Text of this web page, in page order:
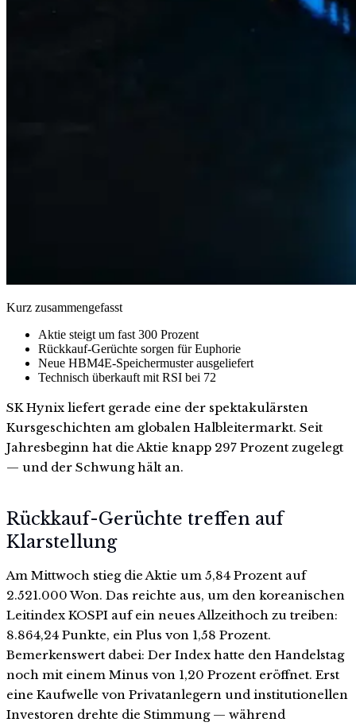
Kurz zusammengefasst
Aktie steigt um fast 300 Prozent
Rückkauf-Gerüchte sorgen für Euphorie
Neue HBM4E-Speichermuster ausgeliefert
Technisch überkauft mit RSI bei 72
SK Hynix liefert gerade eine der spektakulärsten
Kursgeschichten am globalen Halbleitermarkt. Seit
Jahresbeginn hat die Aktie knapp 297 Prozent zugelegt
— und der Schwung hält an.
Rückkauf-Gerüchte treffen auf
Klarstellung
Am Mittwoch stieg die Aktie um 5,84 Prozent auf
2.521.000 Won. Das reichte aus, um den koreanischen
Leitindex KOSPI auf ein neues Allzeithoch zu treiben:
8.864,24 Punkte, ein Plus von 1,58 Prozent.
Bemerkenswert dabei: Der Index hatte den Handelstag
noch mit einem Minus von 1,20 Prozent eröffnet. Erst
eine Kaufwelle von Privatanlegern und institutionellen
Investoren drehte die Stimmung — während